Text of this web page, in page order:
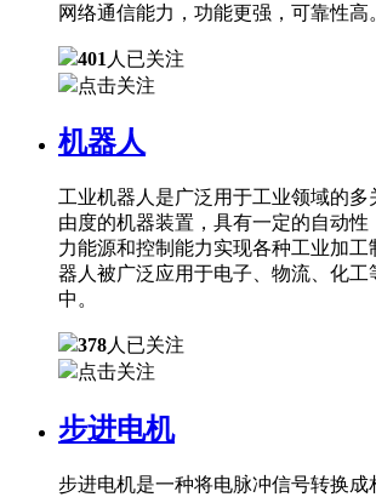
网络通信能力，功能更强，可靠性高
401 人已关注
点击关注
机器人
工业机器人是广泛用于工业领域的多
由度的机器装置，具有一定的自动性
力能源和控制能力实现各种工业加工
器人被广泛应用于电子、物流、化工
中。
378人已关注
点击关注
步进电机
步进电机是一种将电脉冲信号转换成